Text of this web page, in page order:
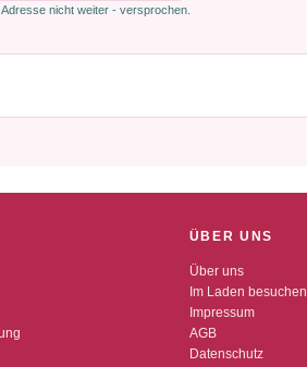
nicht weiter - versprochen.
ÜBER UNS
Über uns
Im Laden besuchen
Impressum
AGB
Datenschutz